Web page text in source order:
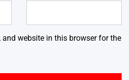
and website in this browser for the